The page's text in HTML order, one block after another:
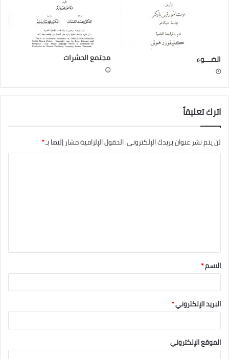
الضـــوء مجتمع الحشرات
اترك تعليقاً
لن يتم نشر عنوان بريدك الإلكتروني.الحقول الإلزامية مشار إليها بـ*
الاسم*
البريد الإلكتروني*
الموقع الإلكتروني